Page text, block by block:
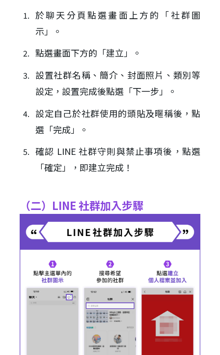
於聊天分頁點選畫面上方的「社群圖
示」。
點選畫面下方的「建立」。
設置社群名稱、簡介、封面照片、類別等
設定，設置完成後點選「下一步」。
設定自己於社群使用的頭貼及暱稱後，點
選「完成」。
確認 LINE 社群守則與禁止事項後，點選
「確定」，即建立完成！
（二）LINE 社群加入步驟